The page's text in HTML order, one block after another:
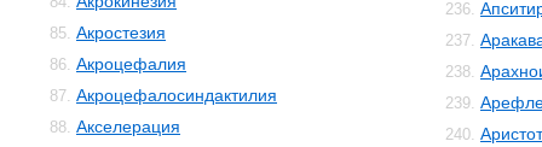
85. Акростезия
86. Акроцефалия
87. Акроцефалосиндактилия
88. Акселерация
236.
237.
238.
239.
240.